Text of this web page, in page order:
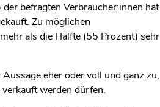
befragten Verbraucher:innen hat
Zu möglichen
als die Hälfte (55 Prozent) sehr
eher oder voll und ganz zu,
werden dürfen.